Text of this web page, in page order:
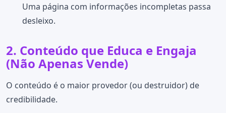
Uma página com informações incompletas passa
desleixo.
2. Conteúdo que Educa e Engaja
(Não Apenas Vende)
O conteúdo é o maior provedor (ou destruidor) de
credibilidade.